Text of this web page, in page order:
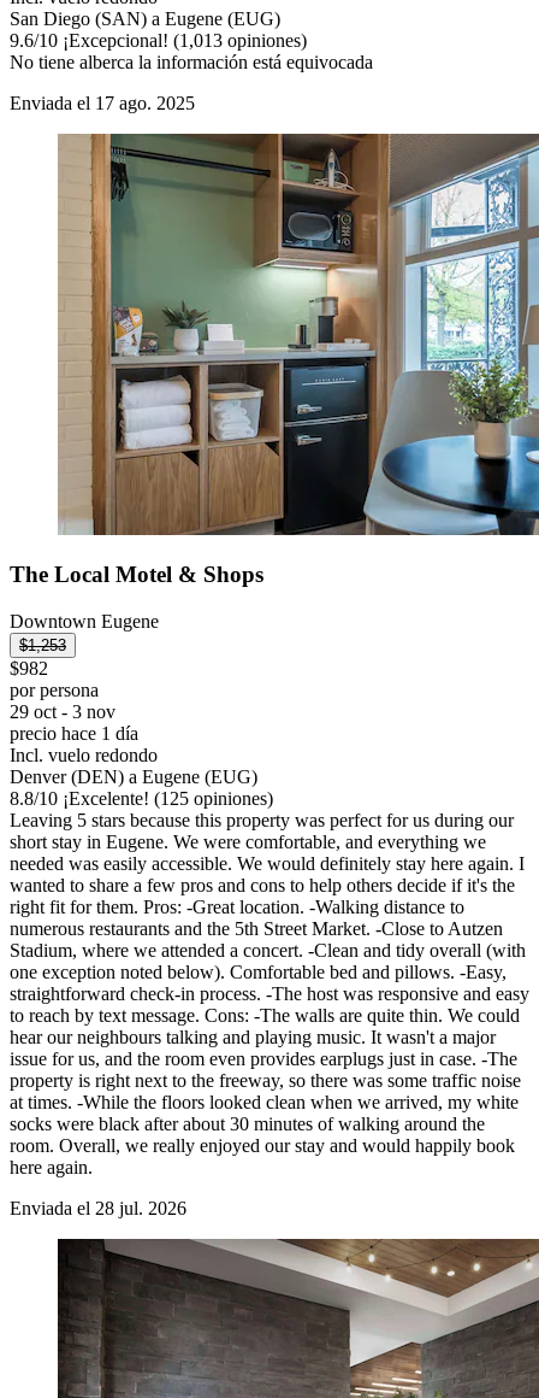
San Diego (SAN) a Eugene (EUG)
9.6/10 ¡Excepcional! (1,013 opiniones)
No tiene alberca la información está equivocada
Enviada el 17 ago. 2025
The Local Motel & Shops
Downtown Eugene
$1,253
$982
por persona
29 oct - 3 nov
precio hace 1 día
Incl. vuelo redondo
Denver (DEN) a Eugene (EUG)
8.8/10 ¡Excelente! (125 opiniones)
Leaving 5 stars because this property was perfect for us during our
short stay in Eugene. We were comfortable, and everything we
needed was easily accessible. We would definitely stay here again. I
wanted to share a few pros and cons to help others decide if it's the
right fit for them. Pros: -Great location. -Walking distance to
numerous restaurants and the 5th Street Market. -Close to Autzen
Stadium, where we attended a concert. -Clean and tidy overall (with
one exception noted below). Comfortable bed and pillows. -Easy,
straightforward check-in process. -The host was responsive and easy
to reach by text message. Cons: -The walls are quite thin. We could
hear our neighbours talking and playing music. It wasn't a major
issue for us, and the room even provides earplugs just in case. -The
property is right next to the freeway, so there was some traffic noise
at times. -While the floors looked clean when we arrived, my white
socks were black after about 30 minutes of walking around the
room. Overall, we really enjoyed our stay and would happily book
here again.
Enviada el 28 jul. 2026